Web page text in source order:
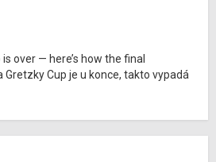
over — here’s how the final
Gretzky Cup je u konce, takto vypadá